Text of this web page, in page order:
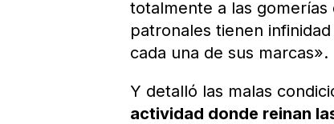
totalmente a las
patronales tienen
cada una de sus marcas».
Y detalló las malas
actividad donde reinan